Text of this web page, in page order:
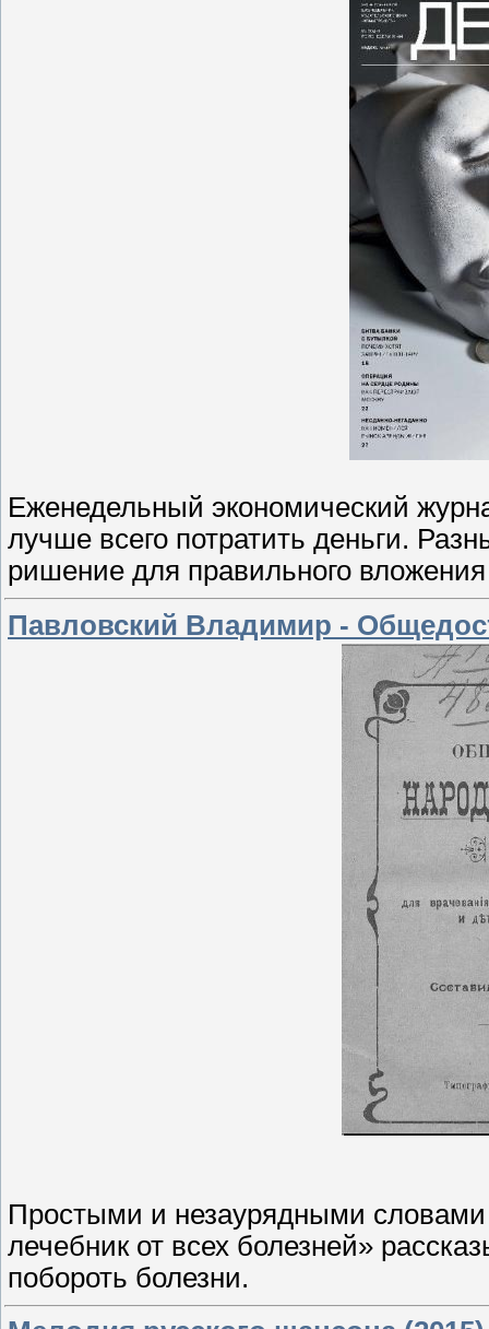
Еженедельный экономический
лучше всего потратить деньги.
ришение для правильного
Павловский Владимир -
Простыми и незаурядными
лечебник от всех болезней»
побороть болезни.